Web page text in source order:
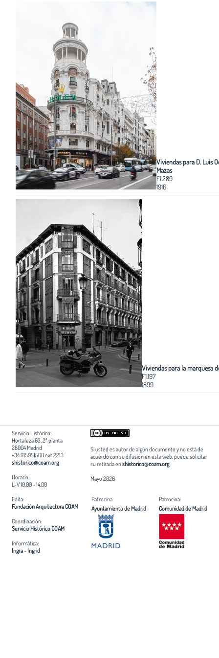
Viviendas para D. Luis
Mazas
F1.289
1916
Viviendas para la marquesa
F1.197
1899
Servicio Histórico:
Hortaleza 63, 2ª planta
28004 Madrid
+34 915951500 ext 2213
shistorico@coam.org
Horario:
L-V 10.00 - 14.00
Si usted es autor de algún documento y no está de
acuerdo con su difusión en esta web, puede solicitar
su retirada enshistorico@coam.org
Mayo 2026
Edita:
Fundación Arquitectura COAM
Coordinación:
Servicio Histórico COAM
Informática:
Ingra - Ingrid
Patrocina:
Ayuntamiento de Madrid
Patrocina:
Comunidad de Madrid